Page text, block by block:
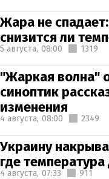
Жара не
снизится ли
5 августа, 08:00 1319
"Жаркая волна"
синоптик
изменения
4 августа, 08:00 2349
Украину
где температура
4 августа, 07:33 911